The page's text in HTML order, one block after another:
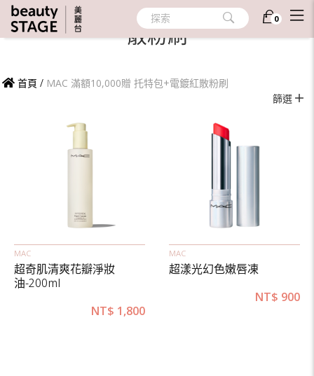
探索 0
MAC 滿額10,000贈 托特包+電鍍紅
散粉刷
首頁 / MAC 滿額10,000贈 托特包+電鍍紅散粉刷
篩選
MAC
超奇肌清爽花瓣淨妝
油-200ml
NT$ 1,800
MAC
超漾光幻色嫩唇凍
NT$ 900